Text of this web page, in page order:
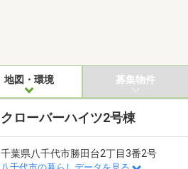
地図・環境 募集物件
クローバーハイツ2号棟
千葉県八千代市勝田台2丁目3番2号